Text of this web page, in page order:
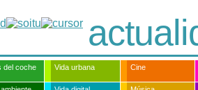
del coche Vida urbana Cine